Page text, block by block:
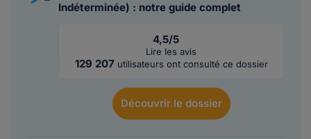
Indéterminée) : notre guide complet
4,5/5
Lire les avis
129 207 utilisateurs ont consulté ce dossier
Découvrirle dossier